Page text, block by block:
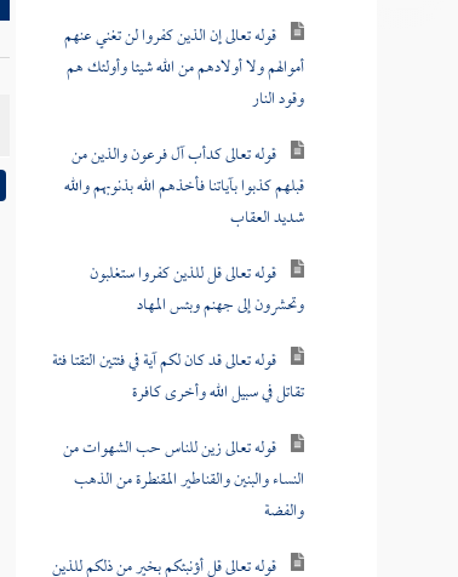
قوله تعالى إن الذين كفروا لن تغني عنهم
أموالهم ولا أولادهم من الله شيئا وأولئك هم
وقود النار
قوله تعالى كدأب آل فرعون والذين من
قبلهم كذبوا بآياتنا فأخذهم الله بذنوبهم والله
شديد العقاب
قوله تعالى قل للذين كفروا ستغلبون
وتحشرون إلى جهنم وبئس المهاد
قوله تعالى قد كان لكم آية في فئتين التقتا فئة
تقاتل في سبيل الله وأخرى كافرة
قوله تعالى زين للناس حب الشهوات من
النساء والبنين والقناطير المقنطرة من الذهب
والفضة
قوله تعالى قل أؤنبئكم بخير من ذلكم للذين